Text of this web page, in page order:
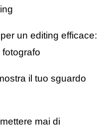
un editing efficace:
il tuo sguardo
mai di